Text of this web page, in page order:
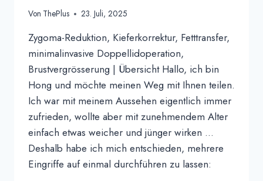
Von ThePlus 23. Juli, 2025
Zygoma-Reduktion, Kieferkorrektur, Fetttransfer,
minimalinvasive Doppellidoperation,
Brustvergrösserung | Übersicht Hallo, ich bin
Hong und möchte meinen Weg mit Ihnen teilen.
Ich war mit meinem Aussehen eigentlich immer
zufrieden, wollte aber mit zunehmendem Alter
einfach etwas weicher und jünger wirken …
Deshalb habe ich mich entschieden, mehrere
Eingriffe auf einmal durchführen zu lassen: